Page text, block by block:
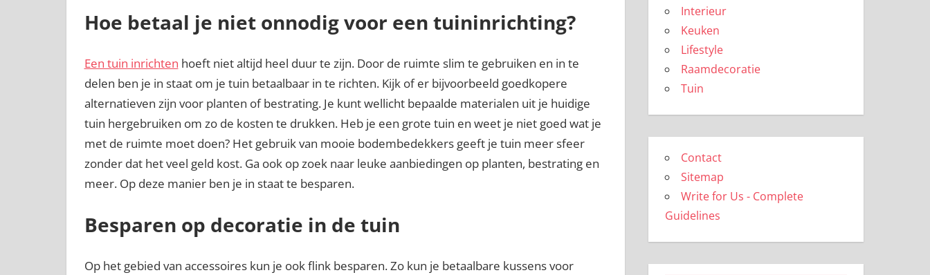
Hoe betaal je niet onnodig voor een tuininrichting?
Een tuin inrichten hoeft niet altijd heel duur te zijn. Door de ruimte slim te gebruiken en in te
delen ben je in staat om je tuin betaalbaar in te richten. Kijk of er bijvoorbeeld goedkopere
alternatieven zijn voor planten of bestrating. Je kunt wellicht bepaalde materialen uit je huidige
tuin hergebruiken om zo de kosten te drukken. Heb je een grote tuin en weet je niet goed wat je
met de ruimte moet doen? Het gebruik van mooie bodembedekkers geeft je tuin meer sfeer
zonder dat het veel geld kost. Ga ook op zoek naar leuke aanbiedingen op planten, bestrating en
meer. Op deze manier ben je in staat te besparen.
Besparen op decoratie in de tuin
Op het gebied van accessoires kun je ook flink besparen. Zo kun je betaalbare kussens voor
Interieur
Keuken
Lifestyle
Raamdecoratie
Tuin
Contact
Sitemap
Write for Us - Complete
Guidelines